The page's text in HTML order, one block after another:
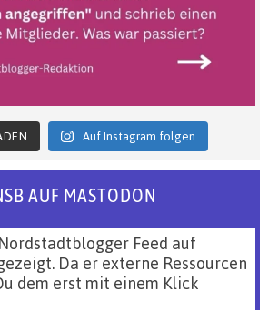
Auf Instagram folgen
AUF MASTODON
Feed auf
Da er externe Ressourcen
dem erst mit einem Klick